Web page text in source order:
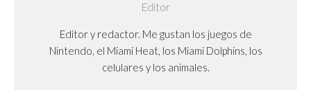
Editor
Editor y redactor. Me gustan los juegos de
Nintendo, el Miami Heat, los Miami Dolphins, los
celulares y los animales.